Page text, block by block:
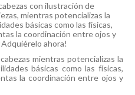
con ilustración de
mientras potencializas la
básicas como las físicas,
la coordinación entre ojos y
ahora!
mientras potencializas la
básicas como las físicas,
la coordinación entre ojos y